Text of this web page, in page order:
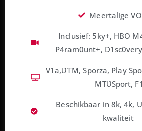
Meertalige
Inclusief: 5ky+, HBO
P4ram0unt+,
V1a,ƲƬM, Sporza, Play
MTƲSport, F1
Beschikbaar in 8k, 4k,
kwaliteit